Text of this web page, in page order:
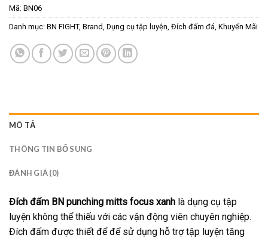
Mã: BN06
Danh mục: BN FIGHT, Brand Dụng cụ tập luyện Đích đấm đá Khuyến Mãi
MÔ TẢ
THÔNG TIN BỔ SUNG
ĐÁNH GIÁ (0)
Đích đấm BN punching mitts focus xanh là dụng cụ tập
luyện không thể thiếu với các vận động viên chuyên nghiệp.
Đích đấm được thiết để để sử dụng hỗ trợ tập luyện tăng